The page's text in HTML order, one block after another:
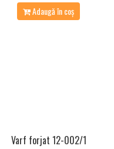
Adaugă în coș
Varf forjat 12-002/1